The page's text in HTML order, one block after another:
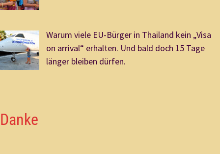
Warum viele EU-Bürger in Thailand kein „Visa
on arrival“ erhalten. Und bald doch 15 Tage
länger bleiben dürfen.
Danke